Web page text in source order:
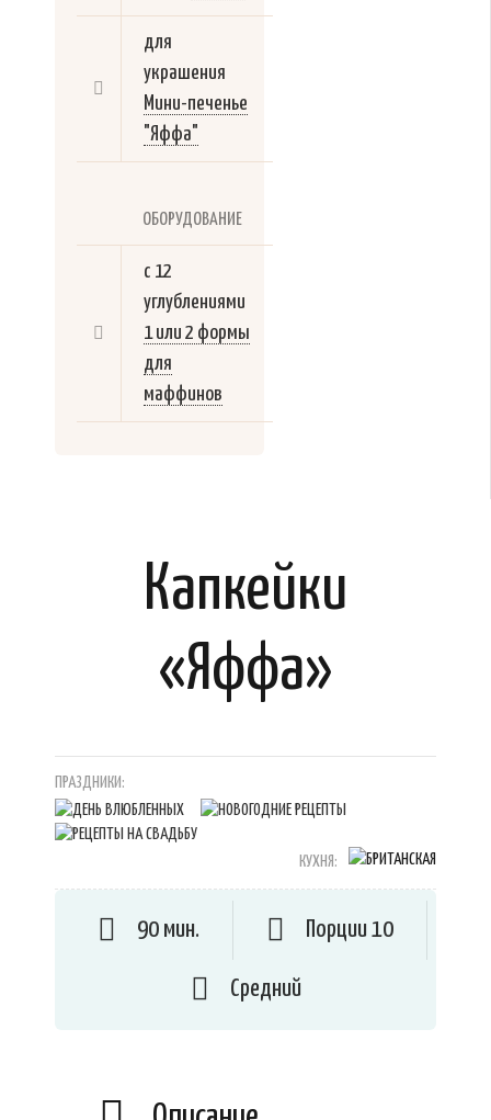
для
украшения
Мини-печенье
"Яффа"
ОБОРУДОВАНИЕ
с 12
углублениями
1 или 2 формы
для
маффинов
Капкейки
«Яффа»
ПРАЗДНИКИ:
КУХНЯ:
90 мин. Порции 10
Средний